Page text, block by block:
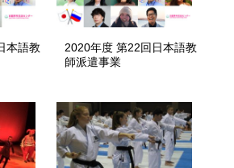
本語教
2020年度 第22回日本語教
師派遣事業